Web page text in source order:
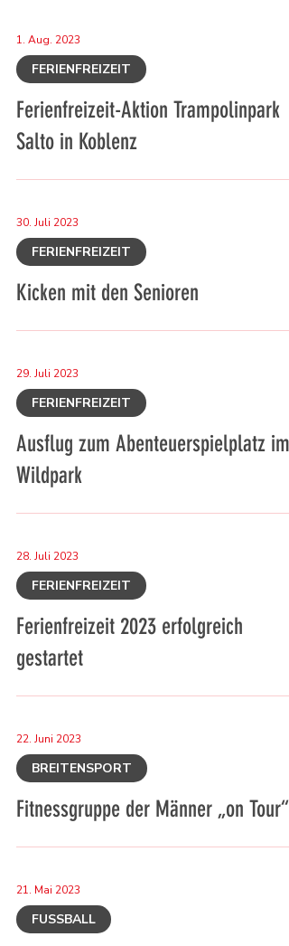
1. Aug. 2023
FERIENFREIZEIT
Ferienfreizeit-Aktion Trampolinpark
Salto in Koblenz
30. Juli 2023
FERIENFREIZEIT
Kicken mit den Senioren
29. Juli 2023
FERIENFREIZEIT
Ausflug zum Abenteuerspielplatz im
Wildpark
28. Juli 2023
FERIENFREIZEIT
Ferienfreizeit 2023 erfolgreich
gestartet
22. Juni 2023
BREITENSPORT
Fitnessgruppe der Männer „on Tour“
21. Mai 2023
FUSSBALL